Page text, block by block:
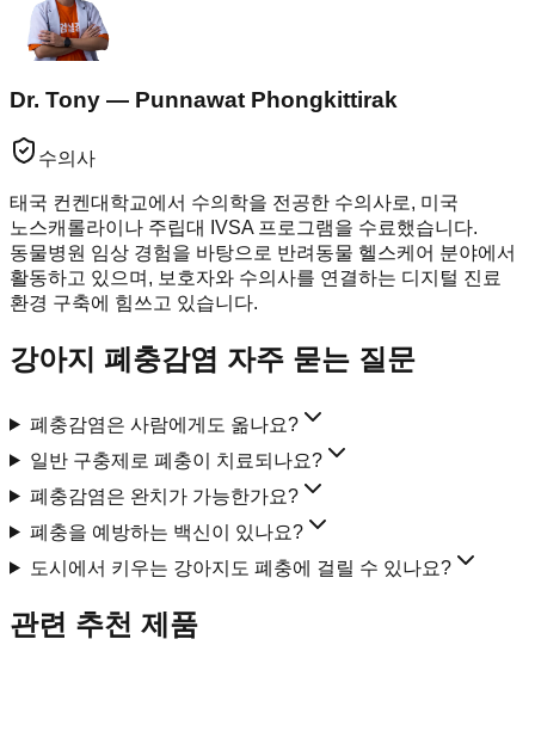
Dr. Tony — Punnawat Phongkittirak
수의사
태국 컨켄대학교에서 수의학을 전공한 수의사로, 미국
노스캐롤라이나 주립대 IVSA 프로그램을 수료했습니다.
동물병원 임상 경험을 바탕으로 반려동물 헬스케어 분야에서
활동하고 있으며, 보호자와 수의사를 연결하는 디지털 진료
환경 구축에 힘쓰고 있습니다.
강아지 폐충감염 자주 묻는 질문
폐충감염은 사람에게도 옮나요?
일반 구충제로 폐충이 치료되나요?
폐충감염은 완치가 가능한가요?
폐충을 예방하는 백신이 있나요?
도시에서 키우는 강아지도 폐충에 걸릴 수 있나요?
관련 추천 제품